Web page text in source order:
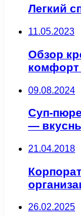
Легкий
11.05.2023
Обзор
комфорт
09.08.2024
Суп-
—
21.04.2018
26.02.2025